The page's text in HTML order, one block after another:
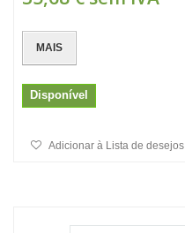
MAIS
Disponível
Adicionar à Lista de desejos